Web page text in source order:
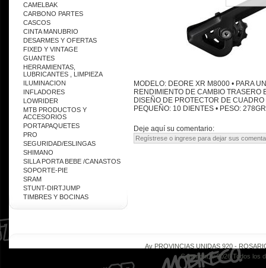
CAMELBAK
CARBONO PARTES
CASCOS
CINTA MANUBRIO
DESARMES Y OFERTAS
FIXED Y VINTAGE
GUANTES
HERRAMIENTAS,
LUBRICANTES , LIMPIEZA
ILUMINACION
INFLADORES
LOWRIDER
MTB PRODUCTOS Y
ACCESORIOS
PORTAPAQUETES
PRO
SEGURIDAD/ESLINGAS
SHIMANO
SILLA PORTA BEBE /CANASTOS
SOPORTE-PIE
SRAM
STUNT-DIRTJUMP
TIMBRES Y BOCINAS
MODELO: DEORE XR M8000 • PARA
RENDIMIENTO DE CAMBIO TRASERO
DISEÑO DE PROTECTOR DE
PEQUEÑO: 10 DIENTES • PESO:
Deje aquí su comentario:
Av PROVINCIAS UNIDAS 920 -
Copyright © 2026 Todos los